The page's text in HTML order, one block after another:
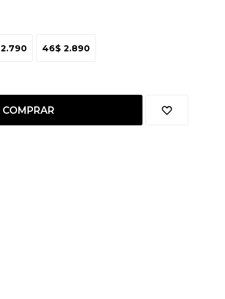
2.790 46$ 2.890
COMPRAR